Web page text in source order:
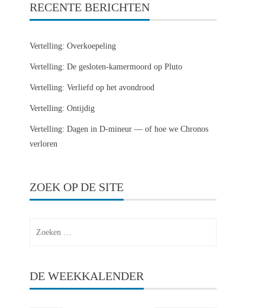
RECENTE BERICHTEN
Vertelling: Overkoepeling
Vertelling: De gesloten-kamermoord op Pluto
Vertelling: Verliefd op het avondrood
Vertelling: Ontijdig
Vertelling: Dagen in D-mineur — of hoe we Chronos
verloren
ZOEK OP DE SITE
DE WEEKKALENDER